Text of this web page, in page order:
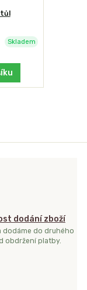
Skladem
dodání zboží
dodáme do druhého
obdržení platby.